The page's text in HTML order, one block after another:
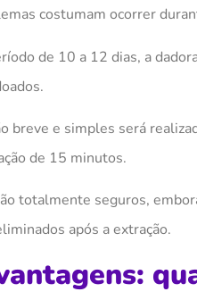
costumam ocorrer
de 10 a 12 dias, a
breve e simples será
de 15 minutos.
totalmente seguros,
após a extração.